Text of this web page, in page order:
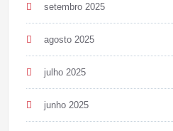
setembro 2025
agosto 2025
julho 2025
junho 2025